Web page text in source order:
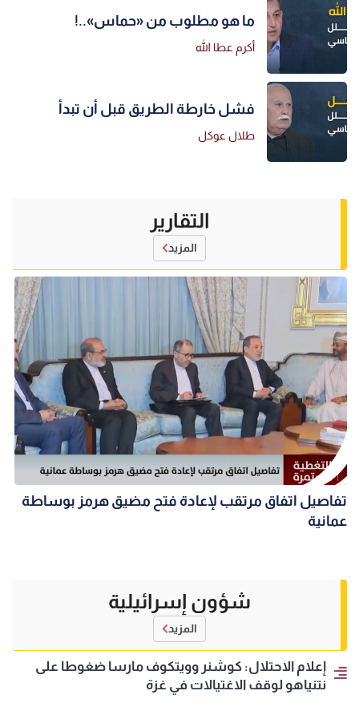
ما هو مطلوب من «حماس»..!
أكرم عطا الله
فشل خارطة الطريق قبل أن تبدأ
طلال عوكل
التقارير
المزيد
تفاصيل اتفاق مرتقب لإعادة فتح مضيق هرمز بوساطة
عمانية
شؤون إسرائيلية
المزيد
إعلام الاحتلال: كوشنر وويتكوف مارسا ضغوطا على
نتنياهو لوقف الاغتيالات في غزة